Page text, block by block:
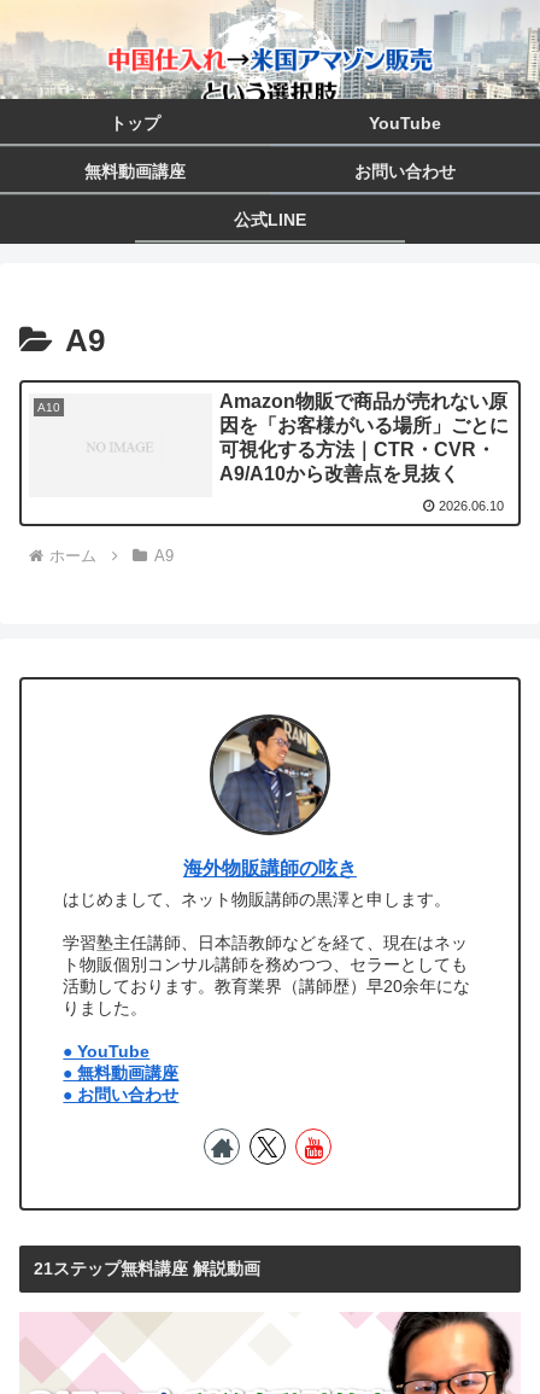
トップ YouTube
無料動画講座 お問い合わせ
公式LINE
A9
A10
Amazon物販で商品が売れない原
因を「お客様がいる場所」ごとに
可視化する方法｜CTR・CVR・
A9/A10から改善点を見抜く
2026.06.10
ホーム A9
海外物販講師の呟き
はじめまして、ネット物販講師の黒澤と申します。
学習塾主任講師、日本語教師などを経て、現在はネッ
ト物販個別コンサル講師を務めつつ、セラーとしても
活動しております。教育業界（講師歴）早20余年にな
りました。
● YouTube
● 無料動画講座
● お問い合わせ
21ステップ無料講座 解説動画